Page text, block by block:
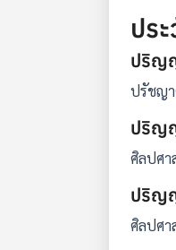
ปร
ปริญ
ปรัชญ
ปริญ
ศิลปศา
ปริญ
ศิลปศา